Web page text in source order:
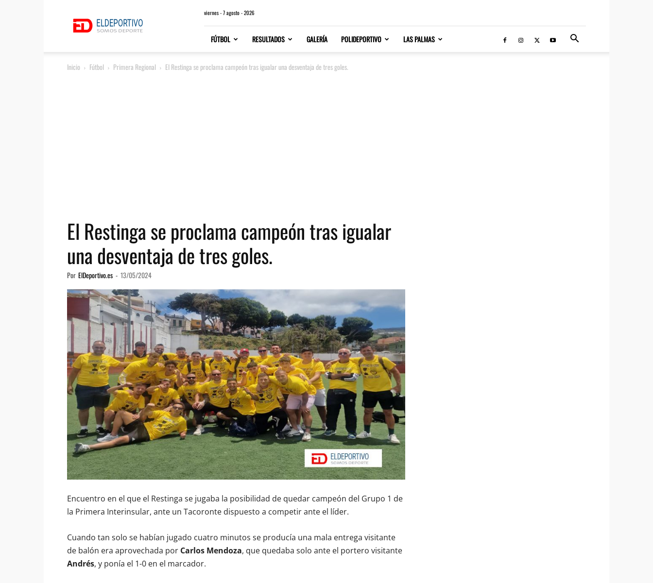
viernes - 7 agosto - 2026
FÚTBOL RESULTADOS GALERÍA POLIDEPORTIVO LAS PALMAS
Inicio Fútbol Primera Regional El Restinga se proclama campeón tras igualar una desventaja de tres goles.
El Restinga se proclama campeón tras igualar
una desventaja de tres goles.
Por ElDeportivo.es - 13/05/2024
Encuentro en el que el Restinga se jugaba la posibilidad de quedar campeón del Grupo 1 de
la Primera Interinsular, ante un Tacoronte dispuesto a competir ante el líder.
Cuando tan solo se habían jugado cuatro minutos se producía una mala entrega visitante
de balón era aprovechada por Carlos Mendoza, que quedaba solo ante el portero visitante
Andrés, y ponía el 1-0 en el marcador.